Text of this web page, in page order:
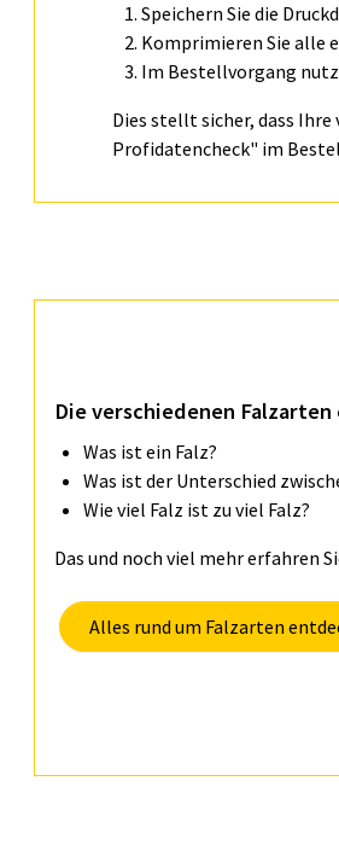
Speichern Sie die
Komprimieren Sie alle
Im Bestellvorgang
Dies stellt sicher, dass
Profidatencheck" im
Die ver­schie­de­nen
Was ist ein Falz?
Was ist der Unterschied
Wie viel Falz ist zu viel Falz?
Das und noch viel mehr erfahren
Alles rund um Falzarten